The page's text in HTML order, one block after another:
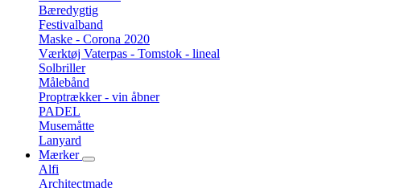
Bæredygtig
Festivalband
Maske - Corona 2020
Værktøj Vaterpas - Tomstok - lineal
Solbriller
Målebånd
Proptrækker - vin åbner
PADEL
Musemåtte
Lanyard
Mærker
Alfi
Architectmade